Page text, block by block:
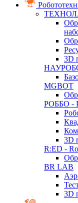
3D
НАУРОБО
MGBOT
РОББО -
3D
R:ED -
BR LAB
3D